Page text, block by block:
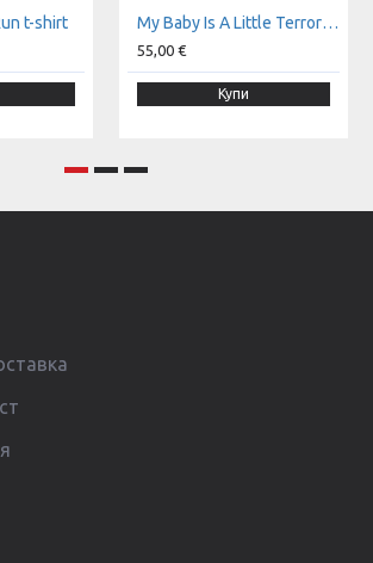
t-shirt My Baby Is A Little Terror t-shirt
55,00 €
Купи